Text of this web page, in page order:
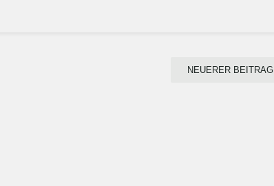
NEUERER BEITRAG